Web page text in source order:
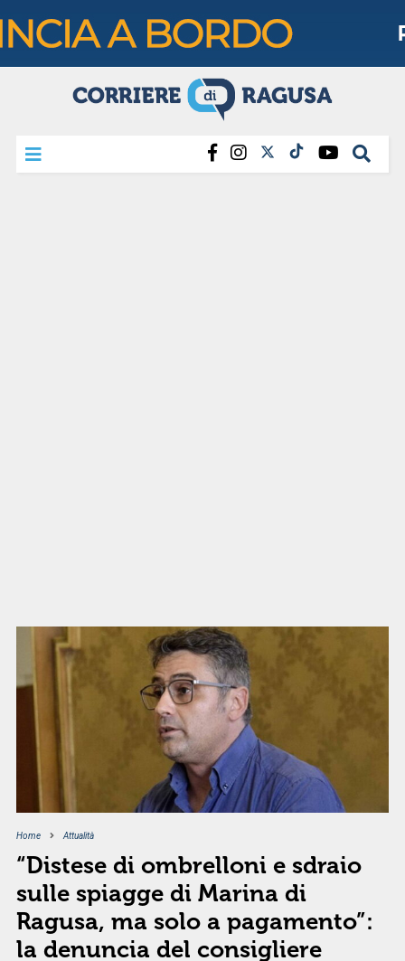
Home Attualità
“Distese di ombrelloni e sdraio
sulle spiagge di Marina di
Ragusa, ma solo a pagamento”:
la denuncia del consigliere